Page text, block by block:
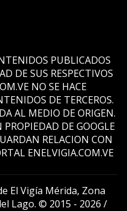
PUBLICADOS
DE SUS RESPECTIVOS
NO SE HACE
DE TERCEROS.
AL MEDIO DE ORIGEN.
PROPIEDAD DE GOOGLE
RELACION CON
ENELVIGIA.COM.VE
El Vigía Mérida, Zona
Lago. © 2015 - 2026 /